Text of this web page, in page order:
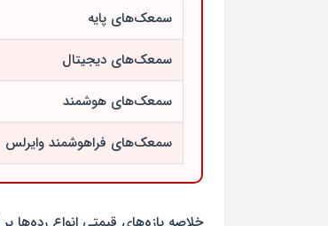
سمعک‌های پایه
سمعک‌های دیجیتال
سمعک‌های هوشمند
سمعک‌های فراهوشمند وایرلس